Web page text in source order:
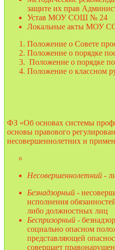
защите их прав
Устав МОУ СОШ № 24
Локальные акты МОУ
Положение о Совете
Положение о порядке
Положение о порядке
Положение о классном
ФЗ «Об основах системы
основы правового
несовершеннолетних и
Несовершеннолетний -
Безнадзорный -
исполнения
либо должностных лиц
Беспризорный -
социально опасном
представляющей
совершает